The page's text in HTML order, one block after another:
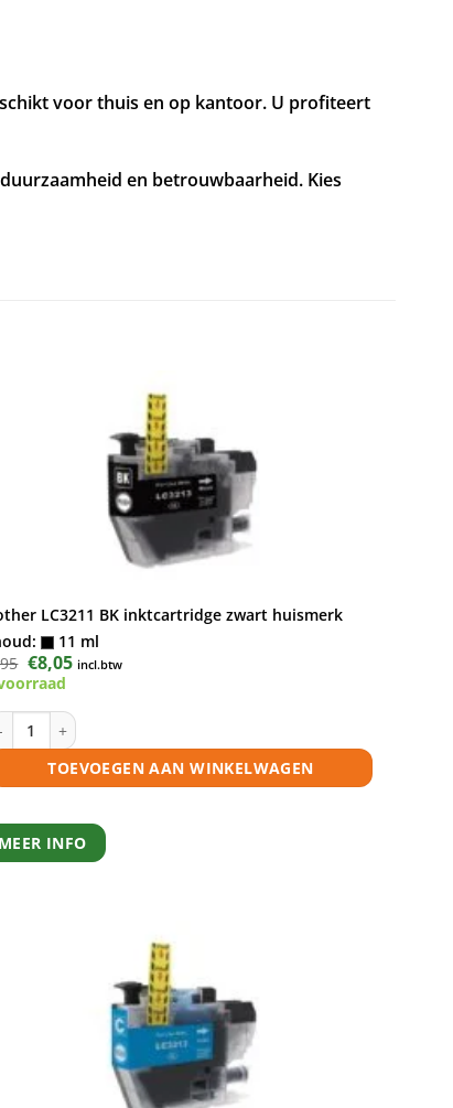
voor thuis en op kantoor. U profiteert
en betrouwbaarheid. Kies
LC3211 BK inktcartridge zwart huismerk
11 ml
Oorspronkelijke
prijs
was:
€8,05Huidige
prijs
incl.btw
LC3211 BK inktcartridge zwart huismerk aantal
TOEVOEGEN AAN WINKELWAGEN
MEER INFO